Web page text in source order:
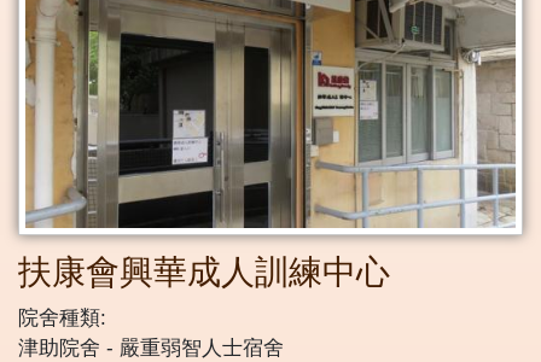
扶康會興華成人訓練中心
院舍種類:
津助院舍
嚴重弱智人士宿舍